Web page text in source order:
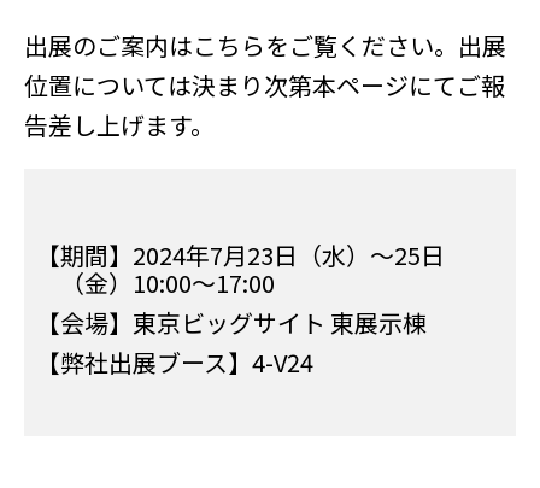
出展のご案内はこちらをご覧ください。出展
位置については決まり次第本ページにてご報
告差し上げます。
【期間】2024年7月23日（水）〜25日
（金）10:00〜17:00
【会場】東京ビッグサイト 東展示棟
【弊社出展ブース】4-V24